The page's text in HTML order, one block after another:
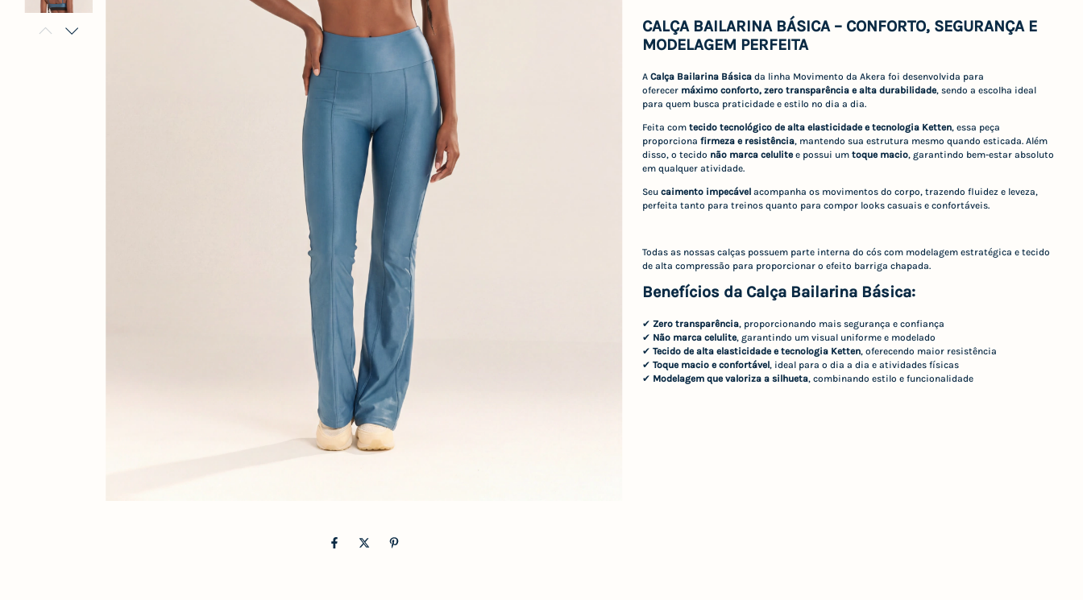
CALÇA BAILARINA BÁSICA – CONFORTO, SEGURANÇA E
MODELAGEM PERFEITA
A Calça Bailarina Básicada linha Movimento da Akera foi desenvolvida para
oferecer máximo conforto, zero transparência e alta durabilidade, sendo a escolha ideal
para quem busca praticidade e estilo no dia a dia.
Feita com tecido tecnológico de alta elasticidade e tecnologia Ketten, essa peça
proporciona firmeza e resistência, mantendo sua estrutura mesmo quando esticada. Além
disso, o tecido não marca celulitee possui um toque macio, garantindo bem-estar absoluto
em qualquer atividade.
Seu caimento impecávelacompanha os movimentos do corpo, trazendo fluidez e leveza,
perfeita tanto para treinos quanto para compor looks casuais e confortáveis.
Todas as nossas calças possuem parte interna do cós com modelagem estratégica e tecido
de alta compressão para proporcionar o efeito barriga chapada.
Benefícios da Calça Bailarina Básica:
✔ Zero transparência, proporcionando mais segurança e confiança
✔ Não marca celulite, garantindo um visual uniforme e modelado
✔ Tecido de alta elasticidade e tecnologia Ketten, oferecendo maior resistência
✔ Toque macio e confortável, ideal para o dia a dia e atividades físicas
✔ Modelagem que valoriza a silhueta, combinando estilo e funcionalidade